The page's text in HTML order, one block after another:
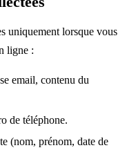
uniquement lorsque vous
ligne :
email, contenu du
de téléphone.
(nom, prénom, date de